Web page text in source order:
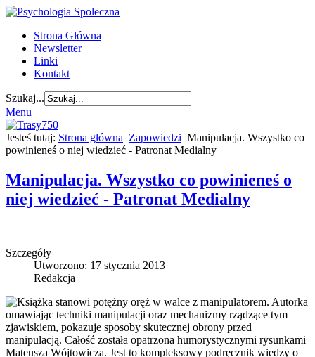
Strona Główna
Newsletter
Linki
Kontakt
Szukaj...
Menu
Jesteś tutaj: Strona główna Zapowiedzi Manipulacja. Wszystko co
powinieneś o niej wiedzieć - Patronat Medialny
Manipulacja. Wszystko co powinieneś o
niej wiedzieć - Patronat Medialny
Szczegóły
Utworzono: 17 stycznia 2013
Redakcja
Książka stanowi potężny oręż w walce z manipulatorem. Autorka
omawiając techniki manipulacji oraz mechanizmy rządzące tym
zjawiskiem, pokazuje sposoby skutecznej obrony przed
manipulacją. Całość została opatrzona humorystycznymi rysunkami
Mateusza Wójtowicza. Jest to kompleksowy podręcznik wiedzy o